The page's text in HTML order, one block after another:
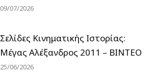
09/07/2026
Σελίδες Κινηματικής Ιστορίας:
Μέγας Αλέξανδρος 2011 – ΒΙΝΤΕΟ
25/06/2026